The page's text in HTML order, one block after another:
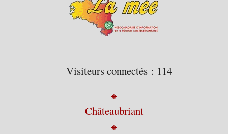
Visiteurs connectés : 114
⁕
Châteaubriant
⁕